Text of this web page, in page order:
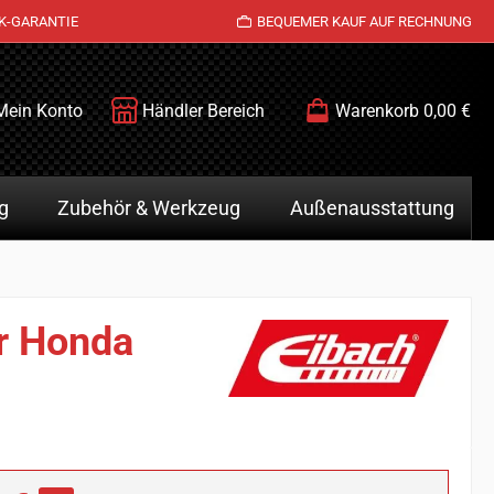
GARANTIE BEQUEMER KAUF AUF RECHNUNG
Konto Händler Bereich Warenkorb 0,00 €
Zubehör & Werkzeug Außenausstattung
Honda